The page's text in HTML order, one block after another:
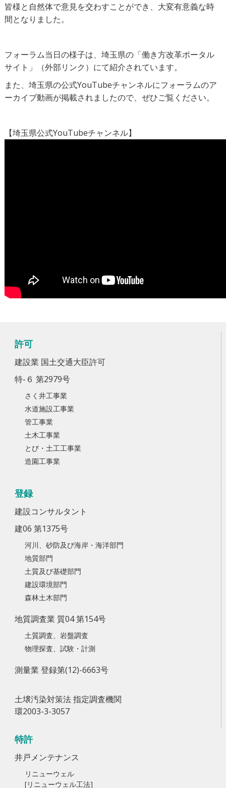
皆様と自然体で意見を交わすことができ、大変有意義な時
間となりました。
フォーラム当日の様子は、埼玉県の「働き方改革ポータル
サイト」（外部リンク） にて紹介されています。
また、埼玉県の公式YouTubeチャンネルにフォーラムのア
ーカイブ動画が掲載されましたので、ぜひご覧ください。
【埼玉県公式YouTubeチャンネル】
許可
建設業 国土交通大臣許可
特-６ 第2979号
さく井工事業
水道施設工事業
管工事業
土木工事業
とび・土工工事業
造園工事業
登録
建設コンサルタント
建06 第1375号
河川、砂防及び海岸・海洋部門
地質部門
土質及び基礎部門
建設環境部門
森林土木部門
地質調査業 質04 第154号
土質調査、岩盤調査
物理探査、試験・計測
測量業 登録第(12)-6663号
土壌汚染対策法 指定調査機関
環2003-3-3057
特許
井戸メンテナンス
リニューウェル
[リニューウェル工法]